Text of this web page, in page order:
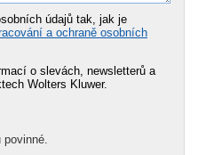
údajů tak, jak je
a ochraně osobních
o slevách, newsletterů a
Wolters Kluwer.